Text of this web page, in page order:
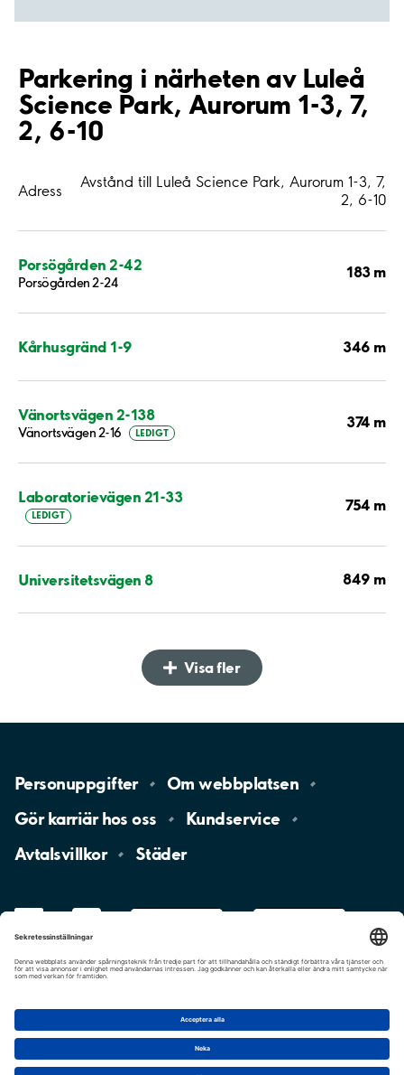
Parkering i närheten av Luleå
Science Park, Aurorum 1-3, 7,
2, 6-10
Adress
Avstånd till Luleå Science Park, Aurorum 1-3, 7,
2, 6-10
Porsögården 2-42
Porsögården 2-24
183 m
Kårhusgränd 1-9 346 m
Vänortsvägen 2-138
Vänortsvägen 2-16 LEDIGT
374 m
Laboratorievägen 21-33
LEDIGT
754 m
Universitetsvägen 8 849 m
Visa fler
Personuppgifter Omwebbplatsen
Gör karriär hososs
Kundservice
Avtalsvillkor
Städer
Cookie-inställningar